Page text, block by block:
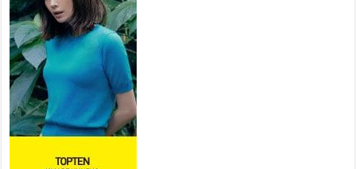
хуваарийн дагуу ажиллана
2026 оны 7 сар 15 / 11 цаг 18 минут
Үндэсний их баяр наадам эхэллээ
2026 оны 7 сар 15 / 11 цаг 14 минут
Үер усны аюулаас сэргийлж, нийслэлийн Онцгой
байдлын газрын 162 алба хаагч үүрэг гүйцэтгэж
байна
2026 оны 7 сар 15 / 11 цаг 07 минут
Үндэсний их сурын харваанд 850 харваач цэц